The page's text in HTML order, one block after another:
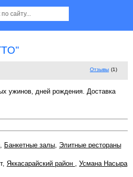
Отзывы (1)
ужинов, дней рождения. Доставка
, Банкетные залы, Элитные рестораны
Яккасарайский район , Усмана Насыра